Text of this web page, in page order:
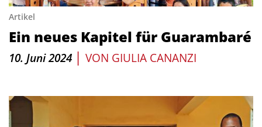
Artikel
Ein neues Kapitel für Guarambaré
10. Juni 2024 | VON GIULIA CANANZI